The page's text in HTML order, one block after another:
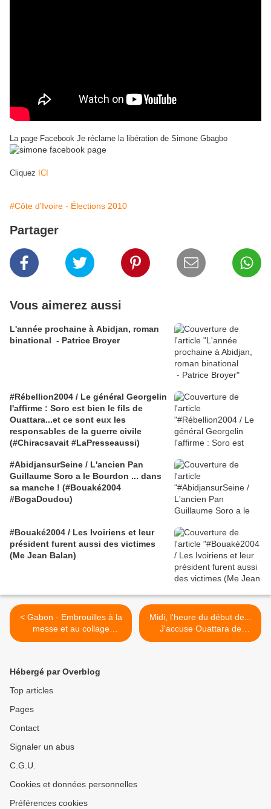
La page Facebook Je réclame la libération de Simone Gbagbo
Cliquez ICI
#Côte d'Ivoire - Élections 2010
Partager
Vous aimerez aussi
L'année prochaine à Abidjan, roman
binational - Patrice Broyer
#Rébellion2004 / Le général Georgelin
l'affirme : Soro est bien le fils de
Ouattara...et ce sont eux les
responsables de la guerre civile
(#Chiracsavait #LaPresseaussi)
#AbidjansurSeine / L'ancien Pan
Guillaume Soro a le Bourdon ... dans
sa manche ! (#Bouaké2004
#BogaDoudou)
#Bouaké2004 / Les Ivoiriens et leur
président furent aussi des victimes
(Me Jean Balan)
< Gabon - Embrouilles à la
messe et au collage
d'affiches : le PDG des
Midi, l'heure du début de...
J'accuse Ouattara de
Théophile Kouamouo >
Hébergé par Overblog
Top articles
Pages
Contact
Signaler un abus
C.G.U.
Cookies et données personnelles
Préférences cookies